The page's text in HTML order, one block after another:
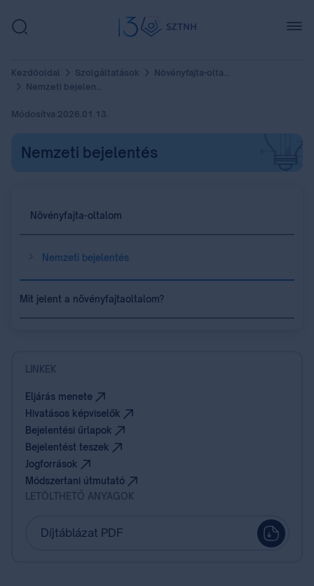
Kezdőoldal Szolgáltatások
Növényfajta-oltalom
Nemzeti bejelentés
Módosítva:2026.01.13.
Nemzeti bejelentés
Növényfajta-oltalom
Nemzeti bejelentés
Mit jelent a növényfajtaoltalom?
LINKEK
Eljárás menete
Hivatásos képviselők
Bejelentési űrlapok
Bejelentést teszek
Jogforrások
Módszertani útmutató
LETÖLTHETŐ ANYAGOK
Díjtáblázat PDF